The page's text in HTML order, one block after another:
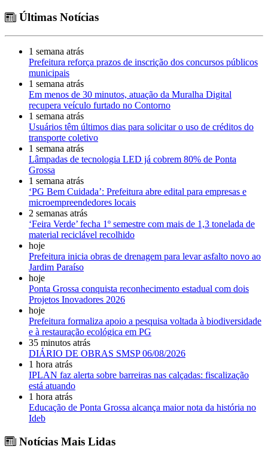
Últimas Notícias
1 semana atrás
Prefeitura reforça prazos de inscrição dos concursos públicos
municipais
1 semana atrás
Em menos de 30 minutos, atuação da Muralha Digital
recupera veículo furtado no Contorno
1 semana atrás
Usuários têm últimos dias para solicitar o uso de créditos do
transporte coletivo
1 semana atrás
Lâmpadas de tecnologia LED já cobrem 80% de Ponta
Grossa
1 semana atrás
‘PG Bem Cuidada’: Prefeitura abre edital para empresas e
microempreendedores locais
2 semanas atrás
‘Feira Verde’ fecha 1º semestre com mais de 1,3 tonelada de
material reciclável recolhido
hoje
Prefeitura inicia obras de drenagem para levar asfalto novo ao
Jardim Paraíso
hoje
Ponta Grossa conquista reconhecimento estadual com dois
Projetos Inovadores 2026
hoje
Prefeitura formaliza apoio a pesquisa voltada à biodiversidade
e à restauração ecológica em PG
35 minutos atrás
DIÁRIO DE OBRAS SMSP 06/08/2026
1 hora atrás
IPLAN faz alerta sobre barreiras nas calçadas: fiscalização
está atuando
1 hora atrás
Educação de Ponta Grossa alcança maior nota da história no
Ideb
Notícias Mais Lidas